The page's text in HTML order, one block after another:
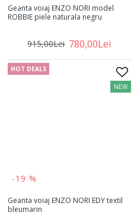
Geanta voiaj ENZO NORI model
ROBBIE piele naturala negru
780,00Lei
915,00Lei
NEW
HOT DEALS
-19 %
Geanta voiaj ENZO NORI EDY textil
bleumarin